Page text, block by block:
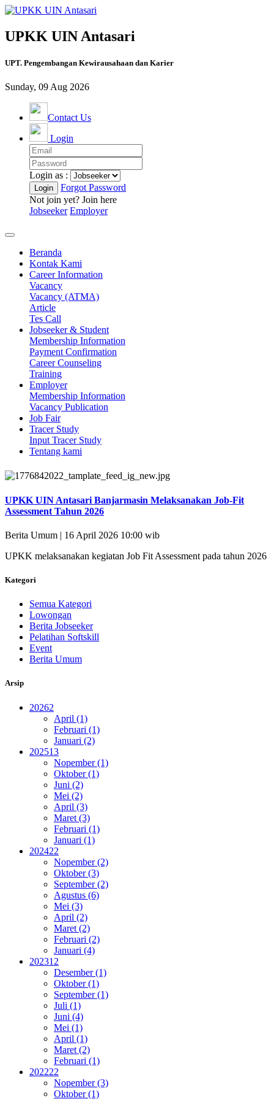
UPKK UIN Antasari
UPT. Pengembangan Kewirausahaan dan Karier
Sunday, 09 Aug 2026
Contact Us
Login
Login as :
Forgot Password
Not join yet? Join here
Jobseeker Employer
Beranda
Kontak Kami
Career Information
Vacancy
Vacancy (ATMA)
Article
Tes Call
Jobseeker & Student
Membership Information
Payment Confirmation
Career Counseling
Training
Employer
Membership Information
Vacancy Publication
Job Fair
Tracer Study
Input Tracer Study
Tentang kami
UPKK UIN Antasari Banjarmasin Melaksanakan Job-Fit
Assessment Tahun 2026
Berita Umum | 16 April 2026 10:00 wib
UPKK melaksanakan kegiatan Job Fit Assessment pada tahun 2026
Kategori
Semua Kategori
Lowongan
Berita Jobseeker
Pelatihan Softskill
Event
Berita Umum
Arsip
20262
April (1)
Februari (1)
Januari (2)
202513
Nopember (1)
Oktober (1)
Juni (2)
Mei (2)
April (3)
Maret (3)
Februari (1)
Januari (1)
202422
Nopember (2)
Oktober (3)
September (2)
Agustus (6)
Mei (3)
April (2)
Maret (2)
Februari (2)
Januari (4)
202312
Desember (1)
Oktober (1)
September (1)
Juli (1)
Juni (4)
Mei (1)
April (1)
Maret (2)
Februari (1)
202222
Nopember (3)
Oktober (1)